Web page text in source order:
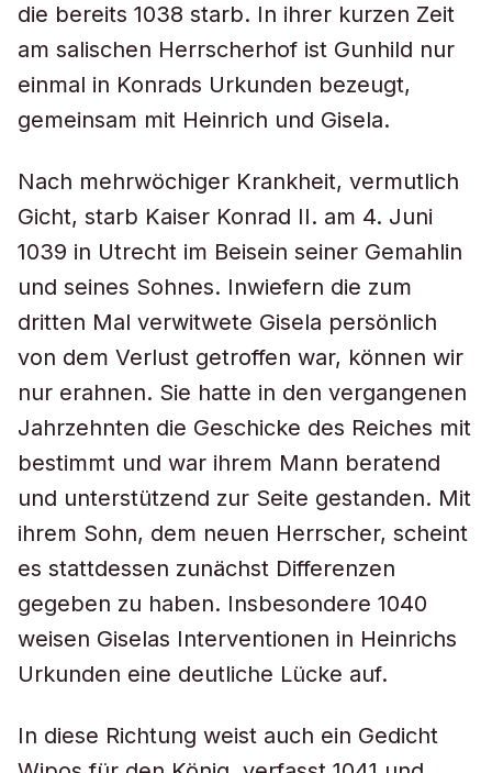
die bereits 1038 starb. In ihrer kurzen Zeit
am salischen Herrscherhof ist Gunhild nur
einmal in Konrads Urkunden bezeugt,
gemeinsam mit Heinrich und Gisela.
Nach mehrwöchiger Krankheit, vermutlich
Gicht, starb Kaiser Konrad II. am 4. Juni
1039 in Utrecht im Beisein seiner Gemahlin
und seines Sohnes. Inwiefern die zum
dritten Mal verwitwete Gisela persönlich
von dem Verlust getroffen war, können wir
nur erahnen. Sie hatte in den vergangenen
Jahrzehnten die Geschicke des Reiches mit
bestimmt und war ihrem Mann beratend
und unterstützend zur Seite gestanden. Mit
ihrem Sohn, dem neuen Herrscher, scheint
es stattdessen zunächst Differenzen
gegeben zu haben. Insbesondere 1040
weisen Giselas Interventionen in Heinrichs
Urkunden eine deutliche Lücke auf.
In diese Richtung weist auch ein Gedicht